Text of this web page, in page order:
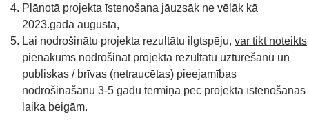
Plānotā projekta īstenošana jāuzsāk ne vēlāk kā
2023.gada augustā,
Lai nodrošinātu projekta rezultātu ilgtspēju, var tikt noteikts
pienākums nodrošināt projekta rezultātu uzturēšanu un
publiskas / brīvas (netraucētas) pieejamības
nodrošināšanu 3-5 gadu termiņā pēc projekta īstenošanas
laika beigām.